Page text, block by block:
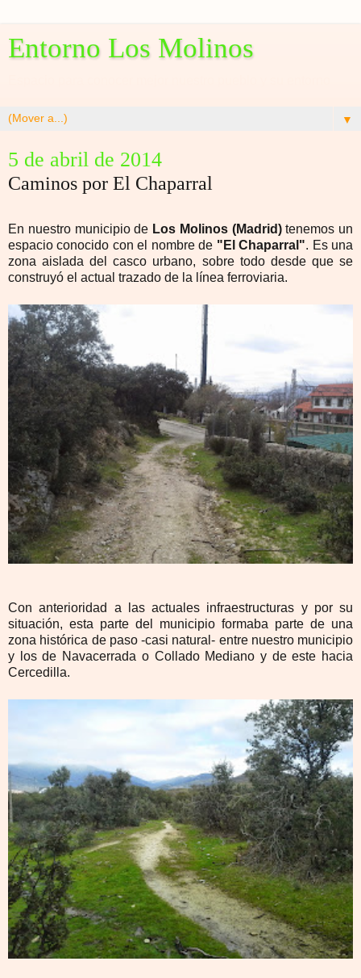
Entorno Los Molinos
▼
5 de abril de 2014
Caminos por El Chaparral
En nuestro municipio de Los Molinos (Madrid)tenemos un
espacio conocido con el nombre de "El Chaparral". Es una
zona aislada del casco urbano, sobre todo desde que se
construyó el actual trazado de la línea ferroviaria.
Con anterioridad a las actuales infraestructuras y por su
situación, esta parte del municipio formaba parte de una
zona histórica de paso -casi natural- entre nuestro municipio
y los de Navacerrada o Collado Mediano y de este hacia
Cercedilla.